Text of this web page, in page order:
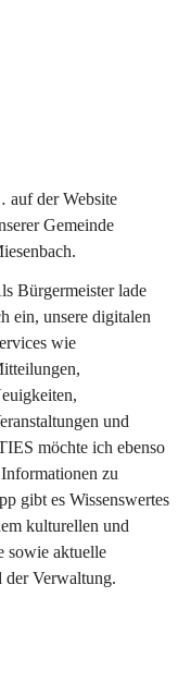
auf der Website
Gemeinde
Bürgermeister lade
ein, unsere digitalen
wie
und
möchte ich ebenso
zu
gibt es Wissenswertes
kulturellen und
sowie aktuelle
der Verwaltung.